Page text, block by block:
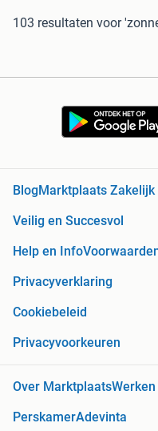
103 resultaten voor
Blog Marktplaats Zakelijk
Veilig en Succesvol
Help en Info
Privacyverklaring
Cookiebeleid
Privacyvoorkeuren
Over Marktplaats
PerskamerAdevinta